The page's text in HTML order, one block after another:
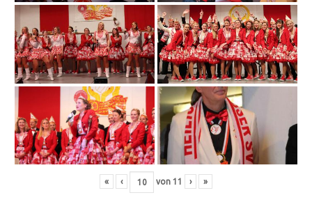
« ‹ von 11 › »